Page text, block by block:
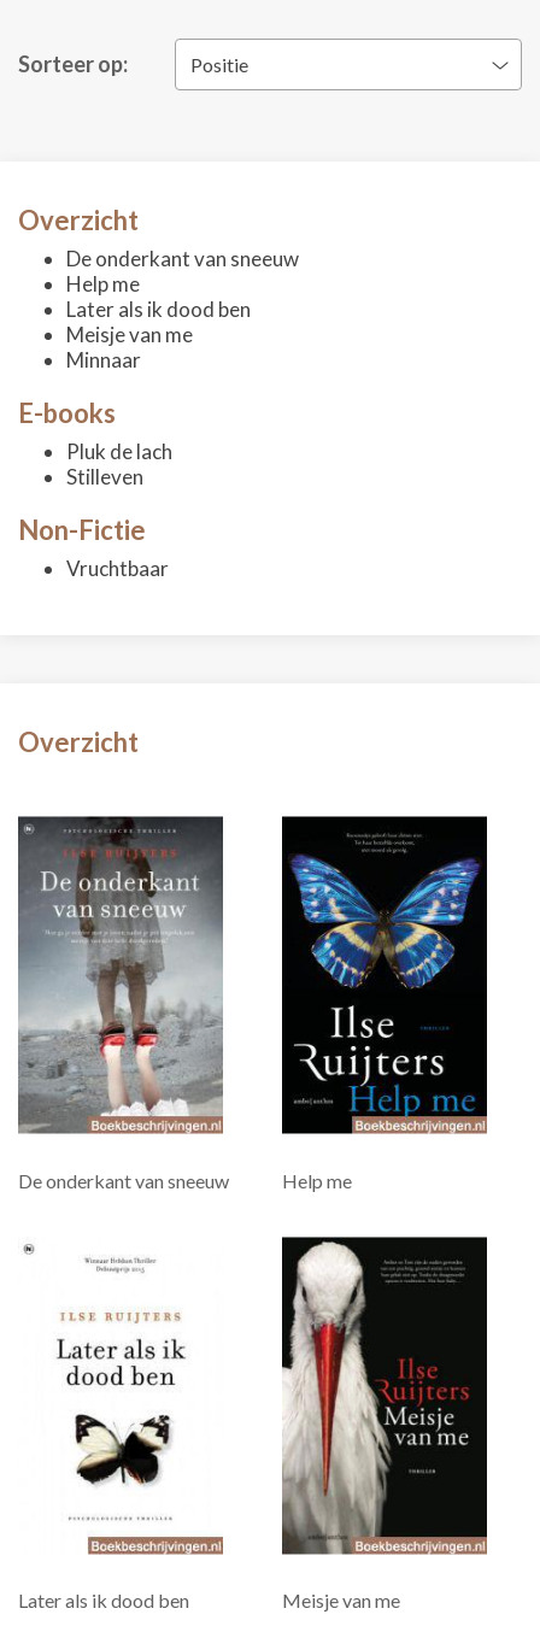
Sorteer op: Positie
Overzicht
De onderkant van sneeuw
Help me
Later als ik dood ben
Meisje van me
Minnaar
E-books
Pluk de lach
Stilleven
Non-Fictie
Vruchtbaar
Overzicht
De onderkant van sneeuw Help me
Later als ik dood ben Meisje van me